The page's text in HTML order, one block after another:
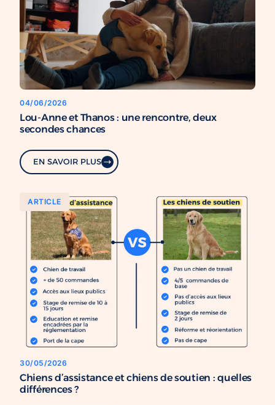
04/06/2026
Lou-Anne et Thanos : une rencontre, deux
secondes chances
EN SAVOIR PLUS
ARTICLE
30/05/2026
Chiens d’assistance et chiens de soutien : quelles
différences ?